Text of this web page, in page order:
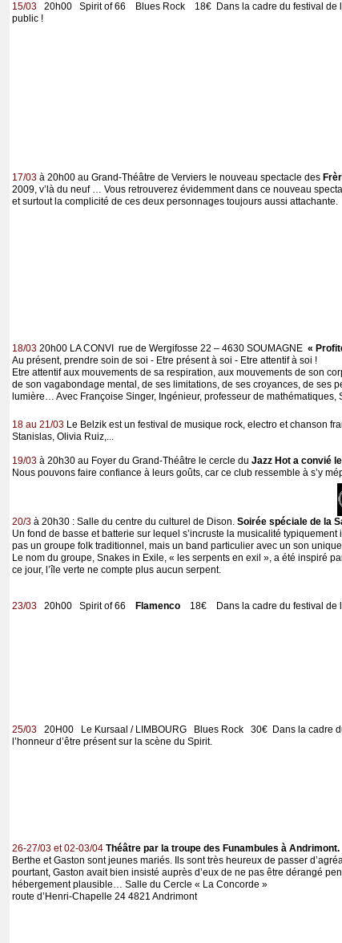
15/03 20h00 Spirit of 66 Blues Rock 18€ Dans la cadre du festival de
public !
17/03 à 20h00 au Grand-Théâtre de Verviers le nouveau spectacle des
2009, v’là du neuf … Vous retrouverez évidemment dans ce nouveau
et surtout la complicité de ces deux personnages toujours aussi attachante.
18/03 20h00 LA CONVI rue de Wergifosse 22 – 4630 SOUMAGNE «
Au présent, prendre soin de soi - Etre présent à soi - Etre attentif à soi !
Etre attentif aux mouvements de sa respiration, aux mouvements de son
de son vagabondage mental, de ses limitations, de ses croyances, de ses
lumière… Avec Françoise Singer, Ingénieur, professeur de mathématiques,
18 au 21/03 Le Belzik est un festival de musique rock, electro et chanson
Stanislas, Olivia Ruiz,...
19/03 à 20h30 au Foyer du Grand-Théâtre le cercle du Jazz Hot a convié
Nous pouvons faire confiance à leurs goûts, car ce club ressemble à s’y
20/3 à 20h30 : Salle du centre du culturel de Dison. Soirée spéciale de la
Un fond de basse et batterie sur lequel s’incruste la musicalité
pas un groupe folk traditionnel, mais un band particulier avec un son
Le nom du groupe, Snakes in Exile, « les serpents en exil », a été inspiré
ce jour, l’île verte ne compte plus aucun serpent.
23/03 20h00 Spirit of 66 Flamenco 18€ Dans la cadre du festival de
25/03 20H00 Le Kursaal / LIMBOURG Blues Rock 30€ Dans la cadre
l’honneur d’être présent sur la scène du Spirit.
26-27/03 et 02-03/04 Théâtre par la troupe des Funambules à Andrimont.
Berthe et Gaston sont jeunes mariés. Ils sont très heureux de passer
pourtant, Gaston avait bien insisté auprès d’eux de ne pas être dérangé
hébergement plausible… Salle du Cercle « La Concorde »
route d’Henri-Chapelle 24 4821 Andrimont